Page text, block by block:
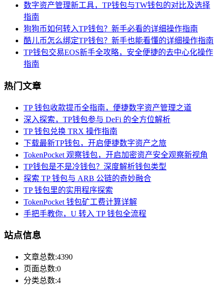
数字资产管理新工具，TP钱包与TW钱包的对比及选择
指南
狗狗币如何转入TP钱包？新手必看的详细操作指南
酷儿币怎么绑定TP钱包？新手也能看懂的详细操作指南
TP钱包交易EOS新手全攻略，安全便捷的去中心化操作
指南
热门文章
TP 钱包收款提币全指南，便捷数字资产管理之道
深入探索，TP钱包参与 DeFi 的全方位解析
TP 钱包兑换 TRX 操作指南
下载最新TP钱包，开启便捷数字资产之旅
TokenPocket 观察钱包，开启加密资产安全观察新视角
TP钱包是不是冷钱包？深度解析钱包类型
探索 TP 钱包与 ARB 公链的奇妙融合
TP 钱包里的实用程序探索
TokenPocket 钱包矿工费计算详解
手把手教你，U 转入 TP 钱包全流程
站点信息
文章总数:4390
页面总数:0
分类总数:4